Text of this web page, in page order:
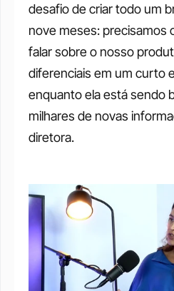
desafio de criar todo um
nove meses: precisamos
falar sobre o nosso
diferenciais em um curto
enquanto ela está sendo
milhares de novas
diretora.